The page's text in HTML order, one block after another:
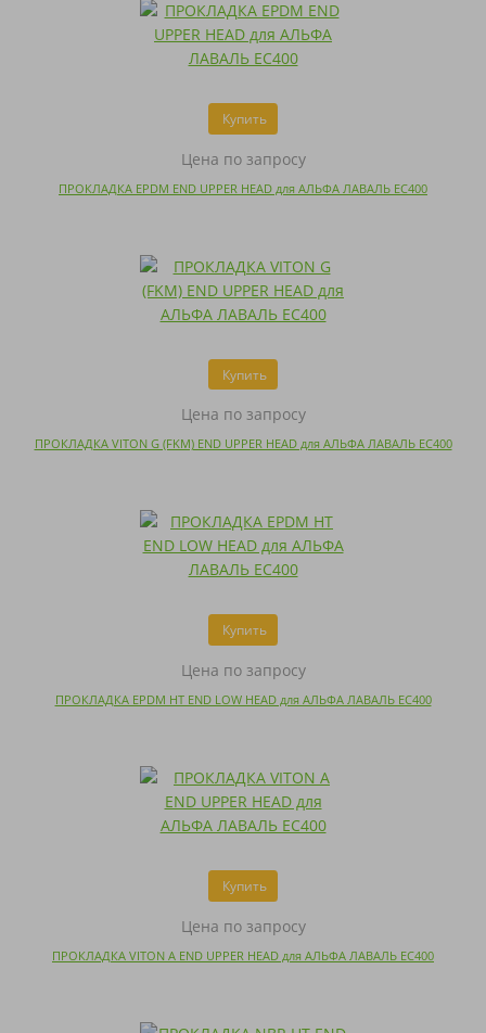
Купить
Цена по запросу
ПРОКЛАДКА EPDM END UPPER HEAD для АЛЬФА ЛАВАЛЬ EC400
Купить
Цена по запросу
ПРОКЛАДКА VITON G (FKM) END UPPER HEAD для АЛЬФА ЛАВАЛЬ EC400
Купить
Цена по запросу
ПРОКЛАДКА EPDM HT END LOW HEAD для АЛЬФА ЛАВАЛЬ EC400
Купить
Цена по запросу
ПРОКЛАДКА VITON A END UPPER HEAD для АЛЬФА ЛАВАЛЬ EC400